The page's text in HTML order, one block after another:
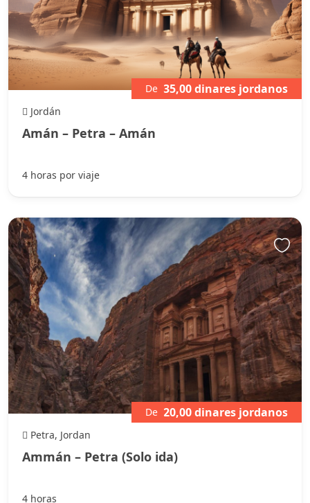
Jordán
Amán – Petra – Amán
De 35,00 dinares jordanos
4 horas por viaje
Petra, Jordan
Ammán – Petra (Solo ida)
De 20,00 dinares jordanos
4 horas